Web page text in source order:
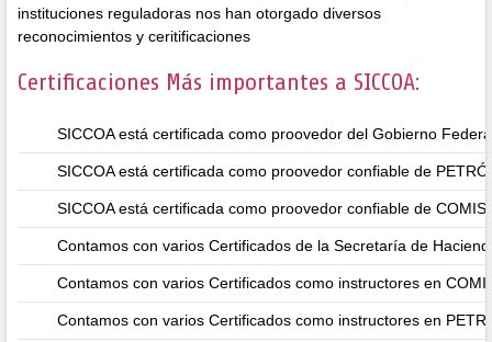
instituciones reguladoras nos han otorgado diversos
reconocimientos y ceritificaciones
Certificaciones Más importantes a SICCOA:
SICCOA está certificada como proovedor del Gobierno
SICCOA está certificada como proovedor confiable de
SICCOA está certificada como proovedor confiable de
Contamos con varios Certificados de la Secretaría de
Contamos con varios Certificados como instructores en
Contamos con varios Certificados como instructores en